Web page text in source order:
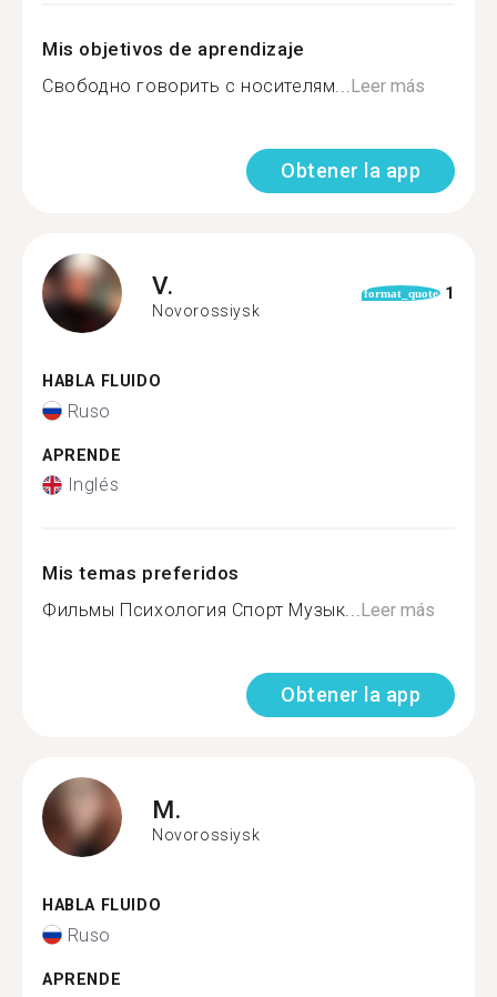
Mis objetivos de aprendizaje
Свободно говорить с носителям...Leer más
Obtener la app
V.
Novorossiysk
format_quote 1
HABLA FLUIDO
Ruso
APRENDE
Inglés
Mis temas preferidos
Фильмы Психология Спорт Музык...Leer más
Obtener la app
M.
Novorossiysk
HABLA FLUIDO
Ruso
APRENDE